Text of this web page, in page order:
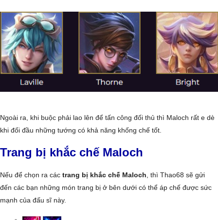
Ngoài ra, khi buộc phải lao lên để tấn công đối thủ thì Maloch rất e dè
khi đối đầu những tướng có khả năng khống chế tốt.
Trang bị khắc chế Maloch
Nếu để chọn ra các trang bị khắc chế Maloch, thì Thao68 sẽ gửi
đến các bạn những món trang bị ở bên dưới có thể áp chế được sức
mạnh của đấu sĩ này.